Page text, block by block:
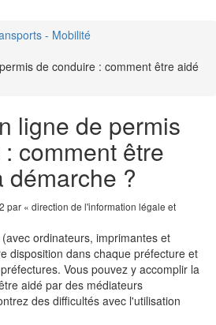
- Mobilité
de conduire : comment être aidé
ligne de permis
comment être
démarche ?
par « direction de l'information légale et
(avec ordinateurs, imprimantes et
disposition dans chaque préfecture et
Vous pouvez y accomplir la
aidé par des médiateurs
des difficultés avec l'utilisation